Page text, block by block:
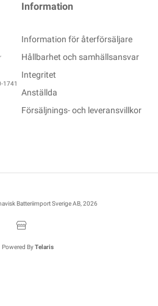
1741
Information
Information för återförsäljare
Hållbarhet och samhällsansvar
Integritet
Anställda
Försäljnings- och leveransvillkor
Batteriimport Sverige AB, 2026
Powered ByTelaris